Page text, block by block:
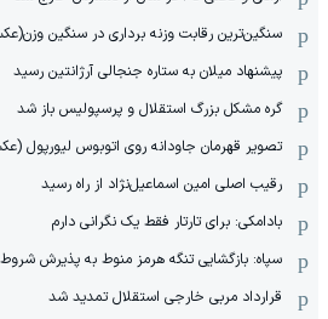
سنگین‌ترین رقابت وزنه برداری در سنگین
پیشنهاد میلان به ستاره جنجالی آرژانتین رسید
گره مشکل بزرگ استقلال و پرسپولیس باز شد
تصویر قهرمان جاودانه روی اتوبوس لیورپول
رقیب اصلی امین اسماعیل‌نژاد از راه رسید
بادامکی: برای تارتار فقط یک نگرانی دارم
سپاه: بازگشایی تنگه هرمز منوط به پذیرش
قرارداد مربی خارجی استقلال تمدید شد